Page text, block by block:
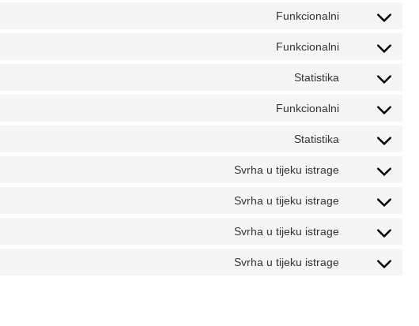
Funkcionalni
Consent
woocommerce
Funkcionalni
Consent
wordpress
Statistika
Consent
sourcebuster-
Funkcionalni
Consent
roundcube
Statistika
Consent
google-
Svrha u tijeku istrage
Consent
mixpanel
Svrha u tijeku istrage
Consent
google-
Svrha u tijeku istrage
Consent
Svrha u tijeku istrage
Consent